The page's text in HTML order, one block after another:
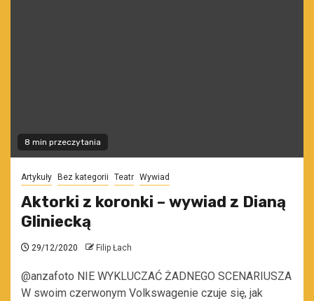
8 min przeczytania
Artykuły Bez kategorii Teatr Wywiad
Aktorki z koronki – wywiad z Dianą
Gliniecką
29/12/2020 Filip Łach
@anzafoto NIE WYKLUCZAĆ ŻADNEGO SCENARIUSZA
W swoim czerwonym Volkswagenie czuje się, jak